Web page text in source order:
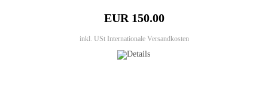
EUR 150.00
inkl. USt Internationale Versandkosten